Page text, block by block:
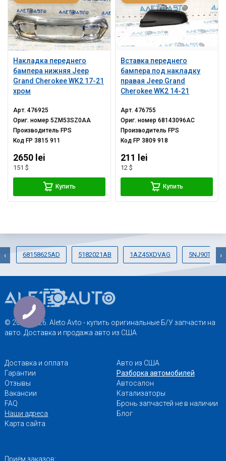
Накладка переднего
бампера нижняя Jeep
Grand Cherokee WK2 17-21
хром
Арт.476925
Ориг. номер5ZM53SZ0AA
Производитель FPS
Код FP 3815 911
2650 lei
151 $
Купить
Вставка переднего
бампера под накладку
правая Jeep Grand
Cherokee WK2 14-21
Арт.476755
Ориг. номер68143096AC
Производитель FPS
Код FP 3809 918
211 lei
12 $
Купить
68158625AD 5182021AB 1AZ45XDVAG
‹ ›
© 2013-2026. Aleto Avto - купить оригинальные Б/У запчасти на
авто. Доставка и продажа авто из США
Доставка и оплата
Гарантии
Отзывы
Вакансии
FAQ
Наши адреса
Карта сайта
Авто из США
Разборка автомобилей
Автосалон
Катализаторы
Бронь запчастей не в наличии
Блог
Приём заказов: